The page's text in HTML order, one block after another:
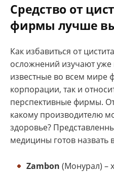
Средство от
фирмы лучше
Как избавиться от
осложнений изучают
известные во всем мире
корпорации, так и
перспективные фирмы.
какому производителю
здоровье?
медицины готов назвать
Zambon (Монурал) –